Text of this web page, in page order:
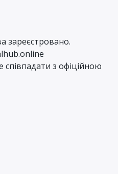
зареєстровано.
з офіційною